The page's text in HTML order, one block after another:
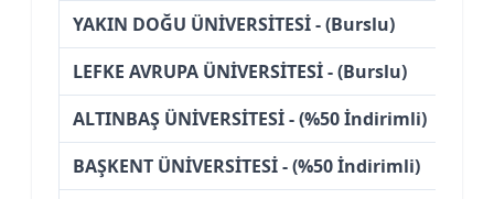
YAKIN DOĞU ÜNİVERSİTESİ - (Burslu)
LEFKE AVRUPA ÜNİVERSİTESİ - (Burslu)
ALTINBAŞ ÜNİVERSİTESİ - (%50 İndirimli)
BAŞKENT ÜNİVERSİTESİ - (%50 İndirimli)